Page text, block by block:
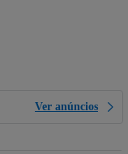
Ver anúncios